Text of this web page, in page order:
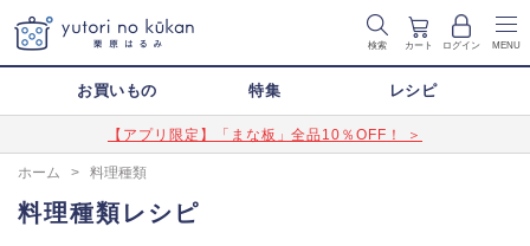
検索 カート ログイン MENU
お買いもの 特集 レシピ
【アプリ限定】「まな板」全品10％OFF！ ＞
ホーム > 料理種類
料理種類レシピ